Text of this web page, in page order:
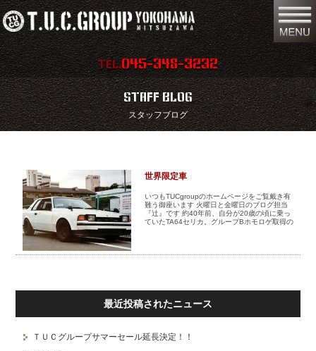
TEL.045-348-3232
在庫車両情報 店舗情報
保証内容 地図
スタッフ紹介
特別作業 注文販売
買取無料査定
リンク
スタッフブログ 納車情報
STAFF BLOG
スタッフブログ
世界限定車
いつもTUCgroupのホームページをご覧戴き有
難う御座います 火曜日と金曜日のブログ担当
『辻』です 約40年前、自分が20歳の頃に乗っ
ていたTA64セリカ。グループBホモロゲ取得の
最近投稿されたニュース
ＴＵＣグループサマーセール延長決定！！